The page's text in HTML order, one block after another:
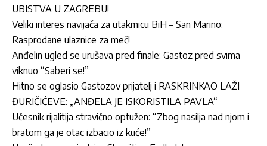
UBISTVA U ZAGREBU!
Veliki interes navijača za utakmicu BiH – San Marino:
Rasprodane ulaznice za meč!
Anđelin ugled se urušava pred finale: Gastoz pred svima
viknuo “Saberi se!”
Hitno se oglasio Gastozov prijatelj i RASKRINKAO LAŽI
ĐURIČIĆEVE: „ANĐELA JE ISKORISTILA PAVLA“
Učesnik rijalitija stravično optužen: “Zbog nasilja nad njom i
bratom ga je otac izbacio iz kuće!”